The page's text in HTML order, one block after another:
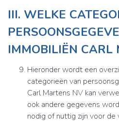
III. WELKE
IMMOBILIËN CARL
Hieronder wordt een
categorieën van
Carl Martens NV kan
ook andere gegevens
nodig of nuttig zijn voor